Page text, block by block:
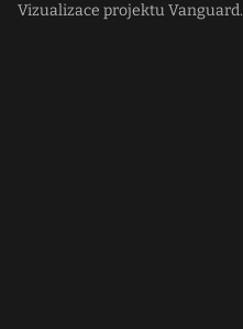
Vizualizace projektu Vanguard.